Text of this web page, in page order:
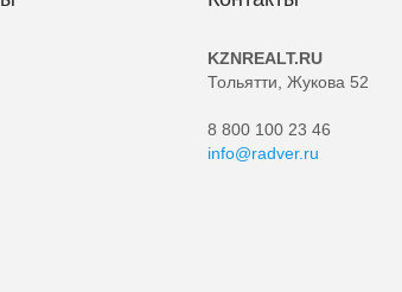
KZNREALT.RU
Тольятти, Жукова 52
8 800 100 23 46
info@radver.ru